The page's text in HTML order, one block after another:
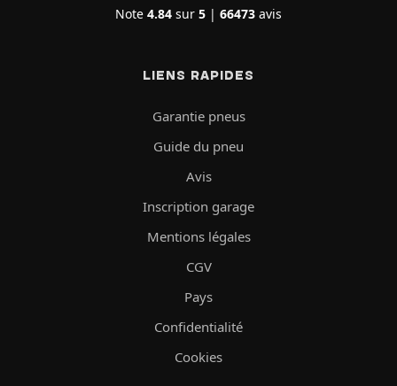
Note 4.84 sur 5 | 66473 avis
LIENS RAPIDES
Garantie pneus
Guide du pneu
Avis
Inscription garage
Mentions légales
CGV
Pays
Confidentialité
Cookies